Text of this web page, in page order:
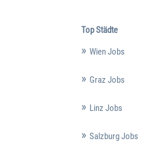
Top Städte
Wien Jobs
Graz Jobs
Linz Jobs
Salzburg Jobs